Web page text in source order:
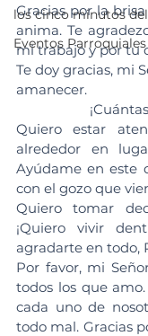
los cinco minutos
Eventos Parroquiales
Gracias por la
anima. Te
mi trabajo y por tu
Te doy gracias, mi
amanecer.
Quiero estar
alrededor en
Ayúdame en este
con el gozo que
Quiero tomar
¡Quiero vivir
agradarte en todo,
Por favor, mi
todos los que
cada uno de
todo mal. Gracias